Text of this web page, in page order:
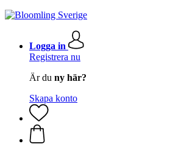
Logga in
Registrera nu
Är du ny här?
Skapa konto